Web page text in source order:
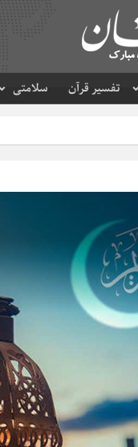
تفسیر قرآن سلامتی